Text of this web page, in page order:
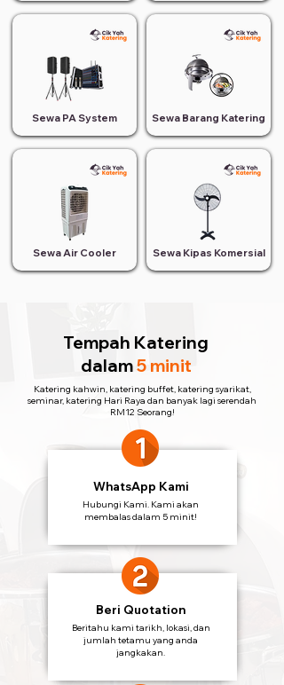
Sewa PA System
Sewa Air Cooler
Sewa Barang Katering
Sewa Kipas Komersial
Tempah Katering
dalam5 minit
Katering kahwin, katering buffet, katering syarikat,
seminar, katering Hari Raya dan banyak lagi serendah
RM12 Seorang!
WhatsApp Kami
Hubungi Kami. Kami akan
membalas dalam 5 minit!
Beri Quotation
Beritahu kami tarikh, lokasi, dan
jumlah tetamu yang anda
jangkakan.